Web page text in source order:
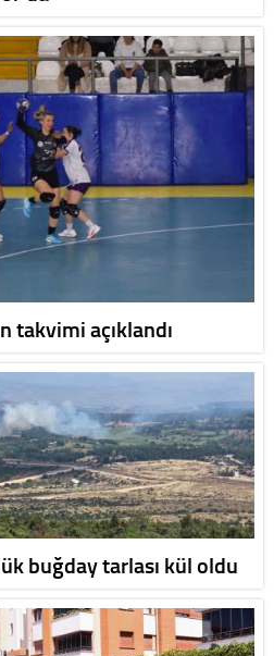
takvimi açıklandı
buğday tarlası kül oldu